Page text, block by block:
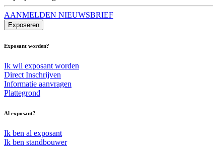
AANMELDEN NIEUWSBRIEF
Exposeren
Exposant worden?
Ik wil exposant worden
Direct Inschrijven
Informatie aanvragen
Plattegrond
Al exposant?
Ik ben al exposant
Ik ben standbouwer